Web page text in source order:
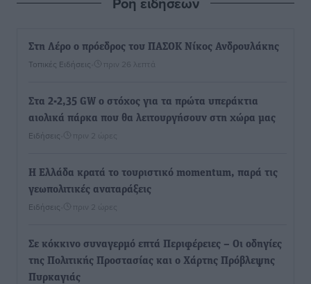
Στη Λέρο ο πρόεδρος του ΠΑΣΟΚ Νίκος Ανδρουλάκης
Τοπικές Ειδήσεις πριν 26 λεπτά
Στα 2-2,35 GW ο στόχος για τα πρώτα υπεράκτια
αιολικά πάρκα που θα λειτουργήσουν στη χώρα μας
Ειδήσεις πριν 2 ώρες
Η Ελλάδα κρατά το τουριστικό momentum, παρά τις
γεωπολιτικές αναταράξεις
Ειδήσεις πριν 2 ώρες
Σε κόκκινο συναγερμό επτά Περιφέρειες – Οι οδηγίες
της Πολιτικής Προστασίας και ο Χάρτης Πρόβλεψης
Πυρκαγιάς